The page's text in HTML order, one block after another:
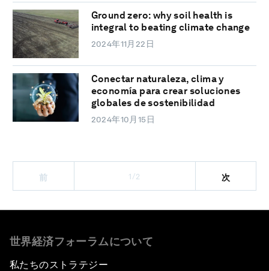
Ground zero: why soil health is
integral to beating climate change
2024年11月22日
Conectar naturaleza, clima y
economía para crear soluciones
globales de sostenibilidad
2024年10月15日
前 1/2 次
世界経済フォーラムについて
私たちのストラテジー